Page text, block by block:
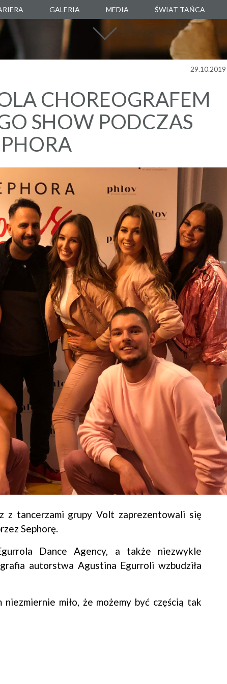
GALERIA MEDIA
ŚWIAT TAŃCA
SZKOŁA TAŃCA
AGENCJA TANECZNA
MANUARTE
BOXALITY
29.10.2019
CHOREOGRAFEM
SHOW PODCZAS
z tancerzami grupy Volt zaprezentowali się
Sephorę.
Dance Agency, a także niezwykle
autorstwa Agustina Egurroli wzbudziła
miło, że możemy być częścią tak